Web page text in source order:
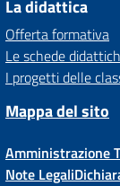
La didattica
Offerta formativa
Le schede
I progetti delle
Mappa del sito
Amministrazione
Note Legali